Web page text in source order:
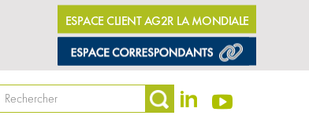
ESPACE CLIENT AG2R LA MONDIALE